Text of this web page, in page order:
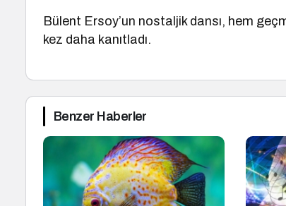
Bülent Ersoy’un nostaljik dansı, hem
kez daha kanıtladı.
Benzer Haberler